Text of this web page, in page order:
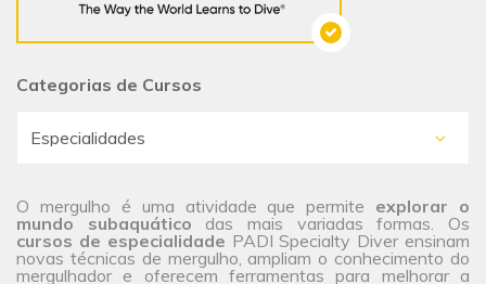
Categorias de Cursos
O mergulho é uma atividade que permite explorar o
mundo subaquático das mais variadas formas. Os
cursos de especialidade PADI Specialty Diver ensinam
novas técnicas de mergulho, ampliam o conhecimento do
mergulhador e oferecem ferramentas para melhorar a